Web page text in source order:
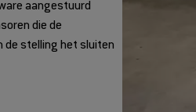
aangestuurd
die de
de stelling het sluiten